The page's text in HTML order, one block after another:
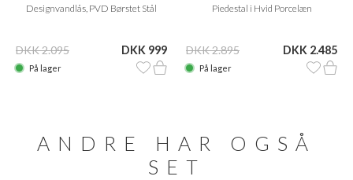
Designvandlås, PVD Børstet Stål
DKK 2.095 DKK 999
På lager
Piedestal i Hvid Porcelæn
DKK 2.895 DKK 2.485
På lager
ANDRE HAR OGSÅ
SET